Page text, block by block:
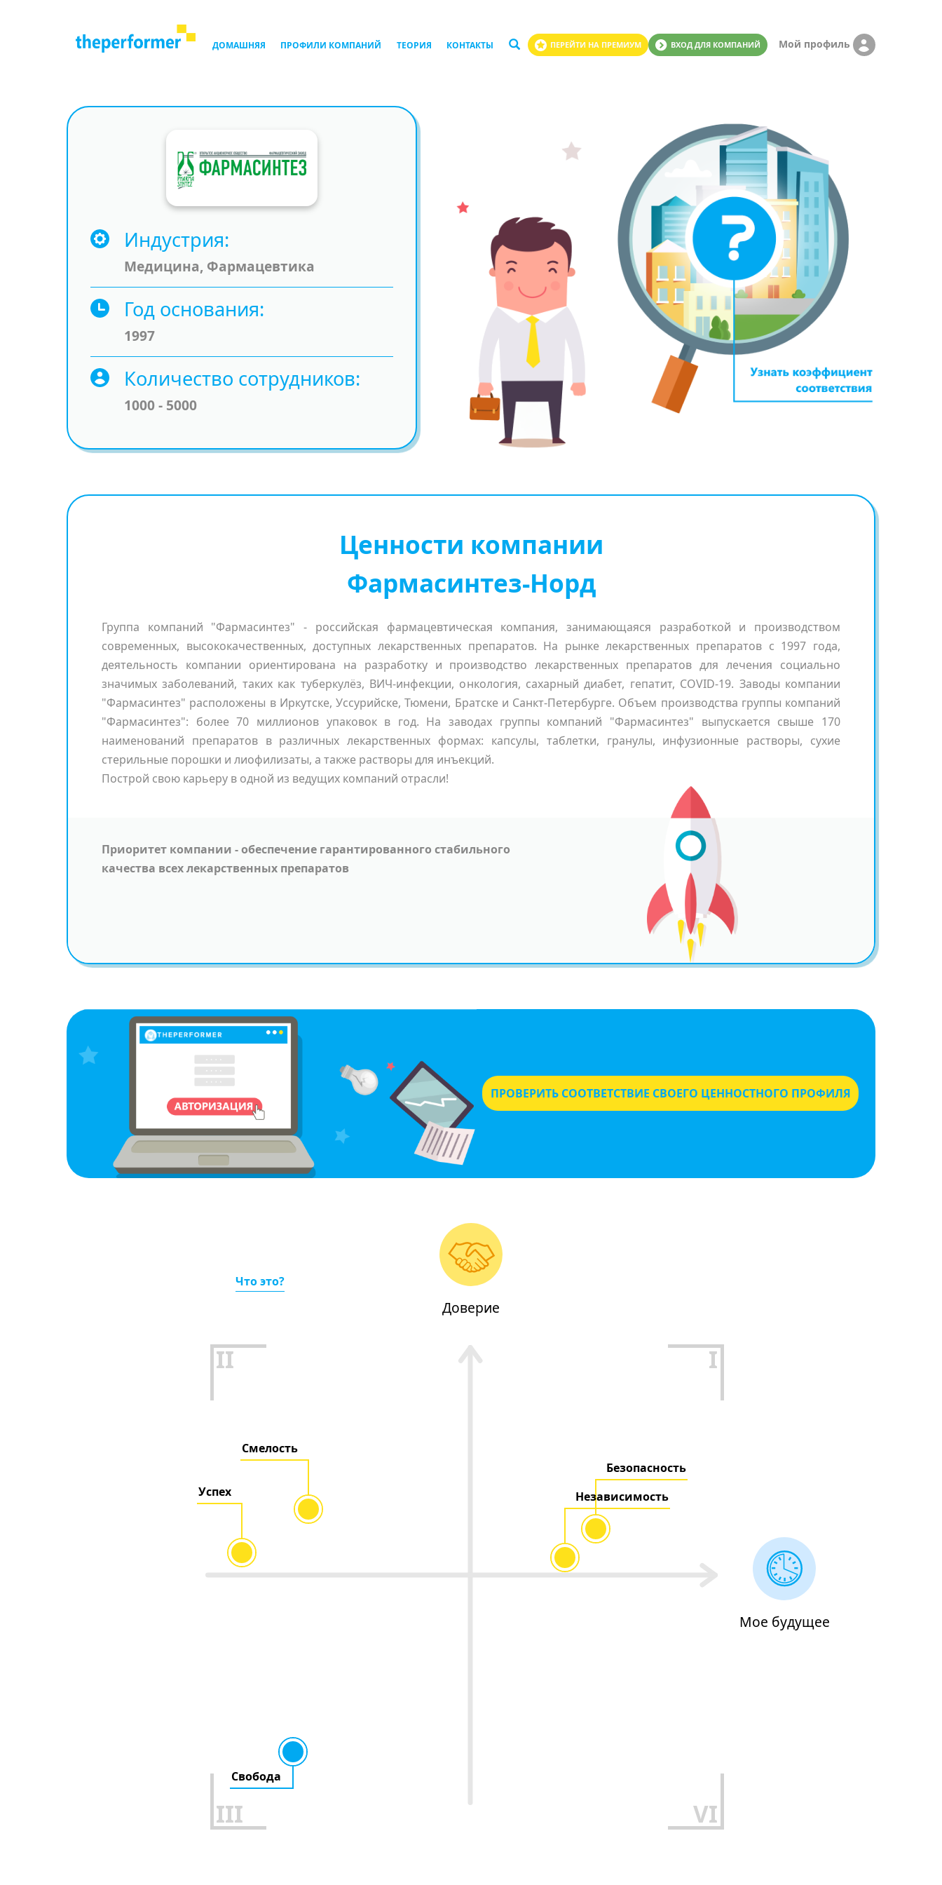
ДОМАШНЯЯ ПРОФИЛИ КОМПАНИЙ ТЕОРИЯ КОНТАКТЫ ПЕРЕЙТИ НА ПРЕМИУМ ВХОД ДЛЯ КОМПАНИЙ Мой профиль
Индустрия
Медицина, Фармацевтика
Год основания
1997
Количество сотрудников
1000 - 5000
Ценности компании
Фармасинтез-Норд
Группа компаний "Фармасинтез" - российская фармацевтическая компания, занимающаяся разработкой и производством
современных, высококачественных, доступных лекарственных препаратов. На рынке лекарственных препаратов с 1997 года,
деятельность компании ориентирована на разработку и производство лекарственных препаратов для лечения социально
значимых заболеваний, таких как туберкулёз, ВИЧ-инфекции, онкология, сахарный диабет, гепатит, COVID-19. Заводы компании
"Фармасинтез" расположены в Иркутске, Уссурийске, Тюмени, Братске и Санкт-Петербурге. Объем производства группы компаний
"Фармасинтез": более 70 миллионов упаковок в год. На заводах группы компаний "Фармасинтез" выпускается свыше 170
наименований препаратов в различных лекарственных формах: капсулы, таблетки, гранулы, инфузионные растворы, сухие
стерильные порошки и лиофилизаты, а также растворы для инъекций.
Построй свою карьеру в одной из ведущих компаний отрасли!
Приоритет компании - обеспечение гарантированного стабильного
качества всех лекарственных препаратов
ПРОВЕРИТЬ СООТВЕТСТВИЕ СВОЕГО ЦЕННОСТНОГО ПРОФИЛЯ
Что это?
Доверие
II I
III VI
Безопасность
Свобода
Успех
Смелость
Независимость
Мое будущее